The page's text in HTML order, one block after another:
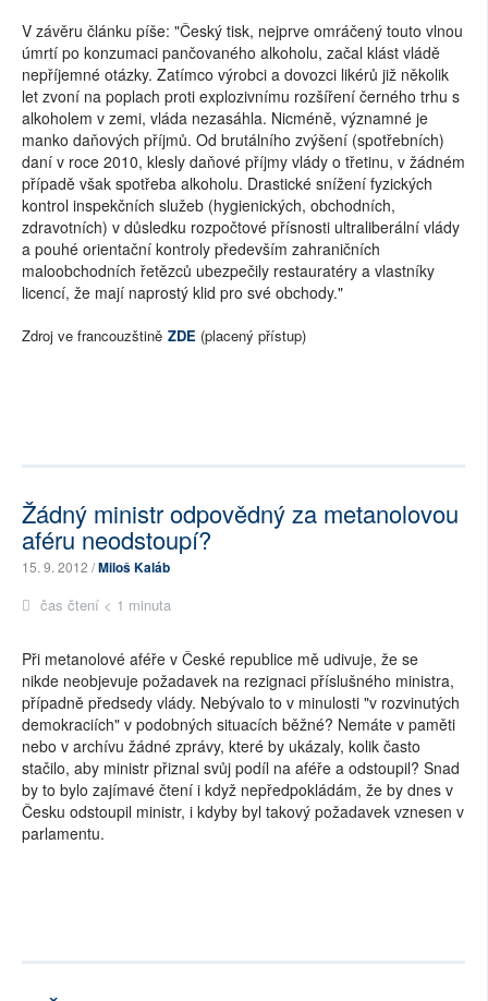
V závěru článku píše: "Český tisk, nejprve omráčený touto vlnou
úmrtí po konzumaci pančovaného alkoholu, začal klást vládě
nepříjemné otázky. Zatímco výrobci a dovozci likérů již několik
let zvoní na poplach proti explozivnímu rozšíření černého trhu s
alkoholem v zemi, vláda nezasáhla. Nicméně, významné je
manko daňových příjmů. Od brutálního zvýšení (spotřebních)
daní v roce 2010, klesly daňové příjmy vlády o třetinu, v žádném
případě však spotřeba alkoholu. Drastické snížení fyzických
kontrol inspekčních služeb (hygienických, obchodních,
zdravotních) v důsledku rozpočtové přísnosti ultraliberální vlády
a pouhé orientační kontroly především zahraničních
maloobchodních řetězců ubezpečily restauratéry a vlastníky
licencí, že mají naprostý klid pro své obchody."
Zdroj ve francouzštině ZDE (placený přístup)
Žádný ministr odpovědný za metanolovou
aféru neodstoupí?
15. 9. 2012 /Miloš Kaláb
čas čtení < 1 minuta
Při metanolové aféře v České republice mě udivuje, že se
nikde neobjevuje požadavek na rezignaci příslušného ministra,
případně předsedy vlády. Nebývalo to v minulosti "v rozvinutých
demokraciích" v podobných situacích běžné? Nemáte v paměti
nebo v archívu žádné zprávy, které by ukázaly, kolik často
stačilo, aby ministr přiznal svůj podíl na aféře a odstoupil? Snad
by to bylo zajímavé čtení i když nepředpokládám, že by dnes v
Česku odstoupil ministr, i kdyby byl takový požadavek vznesen v
parlamentu.